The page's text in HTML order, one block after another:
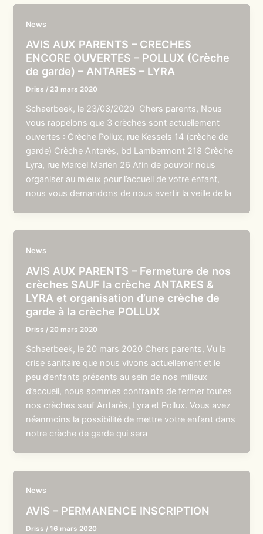
News
AVIS AUX PARENTS – CRECHES
ENCORE OUVERTES – POLLUX (Crèche
de garde) – ANTARES – LYRA
Driss / 23 mars 2020
Schaerbeek, le 23/03/2020 Chers parents, Nous
vous rappelons que 3 crèches sont actuellement
ouvertes : Crèche Pollux, rue Kessels 14 (crèche de
garde) Crèche Antarès, bd Lambermont 218 Crèche
Lyra, rue Marcel Marien 26 Afin de pouvoir nous
organiser au mieux pour l’accueil de votre enfant,
nous vous demandons de nous avertir la veille de la
News
AVIS AUX PARENTS – Fermeture de nos
crèches SAUF la crèche ANTARES &
LYRA et organisation d’une crèche de
garde à la crèche POLLUX
Driss / 20 mars 2020
Schaerbeek, le 20 mars 2020 Chers parents, Vu la
crise sanitaire que nous vivons actuellement et le
peu d’enfants présents au sein de nos milieux
d’accueil, nous sommes contraints de fermer toutes
nos crèches sauf Antarès, Lyra et Pollux. Vous avez
néanmoins la possibilité de mettre votre enfant dans
notre crèche de garde qui sera
News
AVIS – PERMANENCE INSCRIPTION
Driss /16 mars 2020